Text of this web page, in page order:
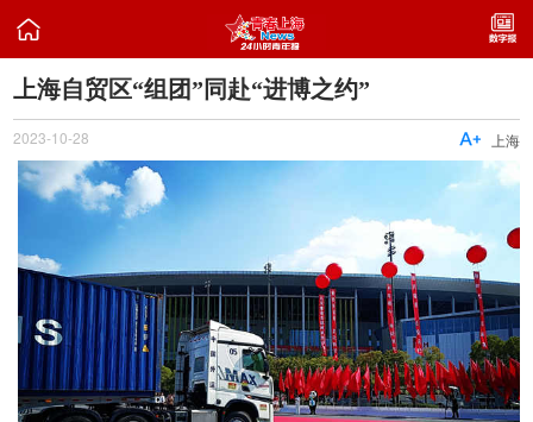

上海自贸区“组团”同赴“进博之约”
2023-10-28 上海
